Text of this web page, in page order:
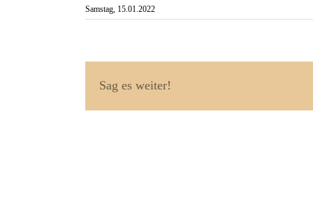
Samstag, 15.01.2022
Sag es weiter!